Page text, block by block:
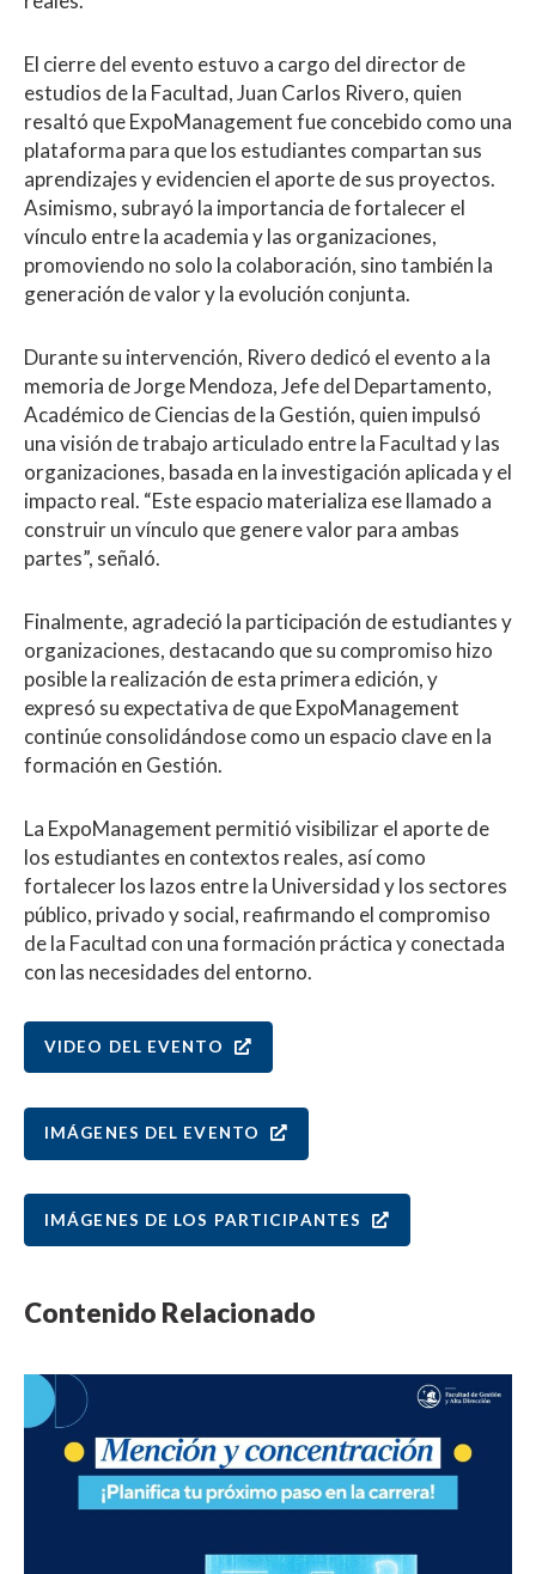
El cierre del evento estuvo a cargo del director de
estudios de la Facultad, Juan Carlos Rivero, quien
resaltó que ExpoManagement fue concebido como una
plataforma para que los estudiantes compartan sus
aprendizajes y evidencien el aporte de sus proyectos.
Asimismo, subrayó la importancia de fortalecer el
vínculo entre la academia y las organizaciones,
promoviendo no solo la colaboración, sino también la
generación de valor y la evolución conjunta.
Durante su intervención, Rivero dedicó el evento a la
memoria de Jorge Mendoza, Jefe del Departamento,
Académico de Ciencias de la Gestión, quien impulsó
una visión de trabajo articulado entre la Facultad y las
organizaciones, basada en la investigación aplicada y el
impacto real. “Este espacio materializa ese llamado a
construir un vínculo que genere valor para ambas
partes”, señaló.
Finalmente, agradeció la participación de estudiantes y
organizaciones, destacando que su compromiso hizo
posible la realización de esta primera edición, y
expresó su expectativa de que ExpoManagement
continúe consolidándose como un espacio clave en la
formación en Gestión.
La ExpoManagement permitió visibilizar el aporte de
los estudiantes en contextos reales, así como
fortalecer los lazos entre la Universidad y los sectores
público, privado y social, reafirmando el compromiso
de la Facultad con una formación práctica y conectada
con las necesidades del entorno.
VIDEO DEL EVENTO
IMÁGENES DEL EVENTO
IMÁGENES DE LOS PARTICIPANTES
Contenido Relacionado
NOTICIA